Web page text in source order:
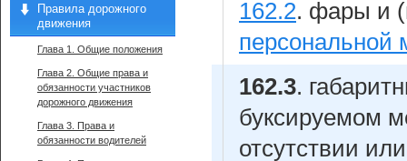
162.2. фары и
персональной
162.3.
буксируемом
отсутствии
Правила дорожного
движения
Глава 1. Общие положения
Глава 2. Общие права и
обязанности участников
дорожного движения
Глава 3. Права и
обязанности водителей